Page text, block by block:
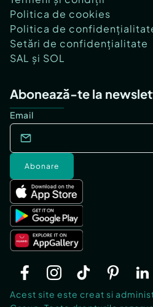
Politica de cookies
Politica de
Setări de confidențialitate
SAL și SOL
Abonează-te la
Email
Abonare
Acest site este creat si